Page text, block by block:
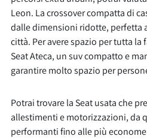
Leon. La crossover compatta di
dalle dimensioni ridotte, perfetta
città. Per avere spazio per tutta la
Seat Ateca, un suv compatto e
garantire molto spazio per
Potrai trovare la Seat usata che
allestimenti e motorizzazioni, da
performanti fino alle più